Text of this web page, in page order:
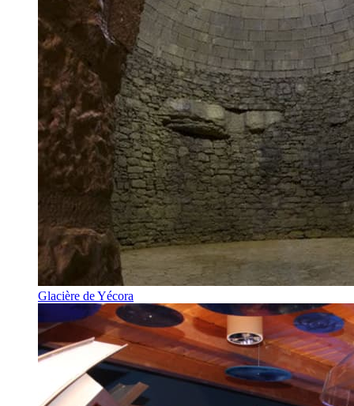
Glacière de Yécora